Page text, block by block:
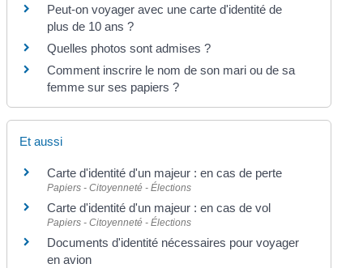
Peut-on voyager avec une carte d'identité de
plus de 10 ans ?
Quelles photos sont admises ?
Comment inscrire le nom de son mari ou de sa
femme sur ses papiers ?
Et aussi
Carte d'identité d'un majeur : en cas de perte
Papiers - Citoyenneté - Élections
Carte d'identité d'un majeur : en cas de vol
Papiers - Citoyenneté - Élections
Documents d'identité nécessaires pour voyager
en avion